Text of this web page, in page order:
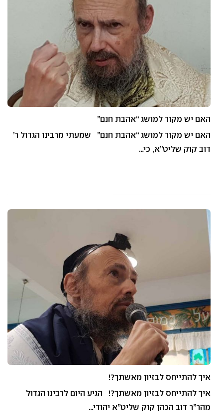
האם יש מקור למושג “אהבת חנם”
האם יש מקור למושג “אהבת חנם” שמעתי מרבינו הגדול ר’
דוב קוק שליט”א, כי…
איך להתייחס לבזיון מאשתך?!
איך להתייחס לבזיון מאשתך?! הגיע היום לרבינו הגדול
מהר”ר דוב הכהן קוק שליט”א יהודי…